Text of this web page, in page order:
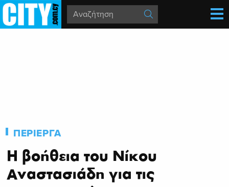
ΠΕΡΙΕΡΓΑ
Η βοήθεια του Νίκου
Αναστασιάδη για τις